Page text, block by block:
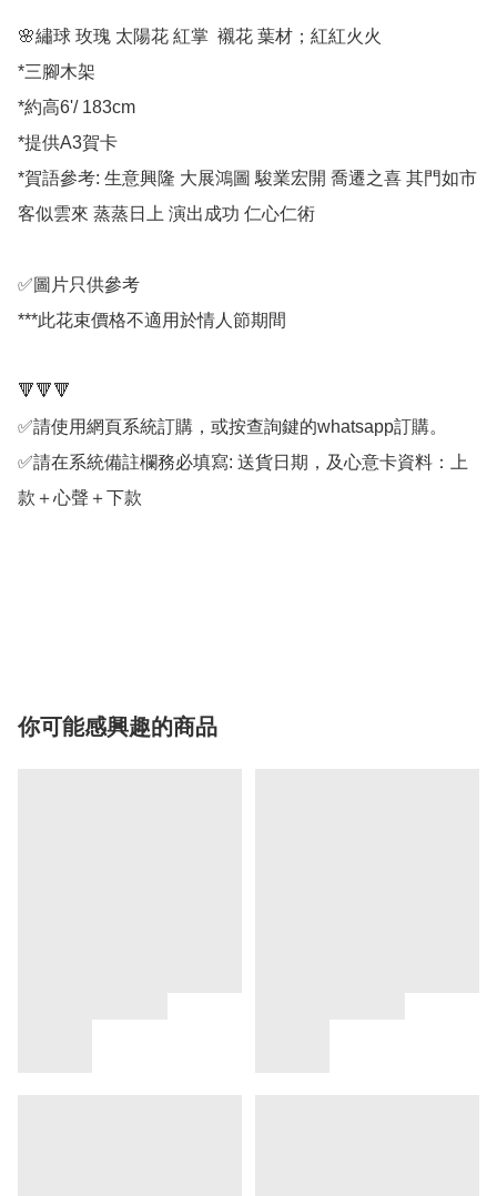
🌸繡球 玫瑰 太陽花 紅掌  襯花 葉材；紅紅火火
*三腳木架
*約高6'/ 183cm
*提供A3賀卡
*賀語參考: 生意興隆 大展鴻圖 駿業宏開 喬遷之喜 其門如市
客似雲來 蒸蒸日上 演出成功 仁心仁術
✅圖片只供參考
***此花束價格不適用於情人節期間
🔻🔻🔻
✅請使用網頁系統訂購，或按查詢鍵的whatsapp訂購。
✅請在系統備註欄務必填寫: 送貨日期，及心意卡資料：上
款＋心聲＋下款
你可能感興趣的商品